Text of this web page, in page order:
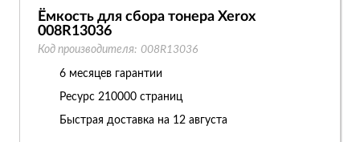
Ёмкость для сбора тонера Xerox
008R13036
Код производителя: 008R13036
6 месяцев гарантии
Ресурс 210000 страниц
Быстрая доставка на 12 августа